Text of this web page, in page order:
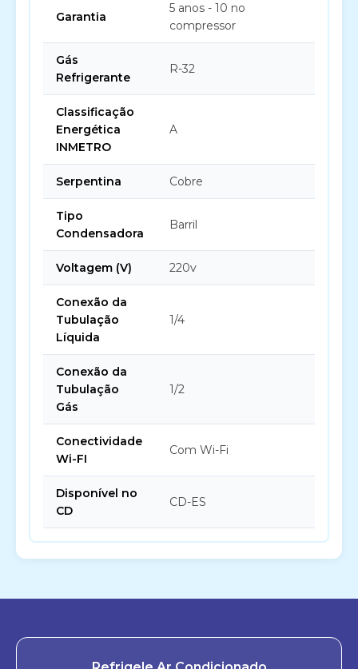
Garantia
5 anos - 10 no
compressor
Gás
Refrigerante
R-32
Classificação
Energética
INMETRO
A
Serpentina Cobre
Tipo
Condensadora
Barril
Voltagem (V) 220v
Conexão da
Tubulação
Líquida
1/4
Conexão da
Tubulação
Gás
1/2
Conectividade
Wi-FI
Com Wi-Fi
Disponível no
CD
CD-ES